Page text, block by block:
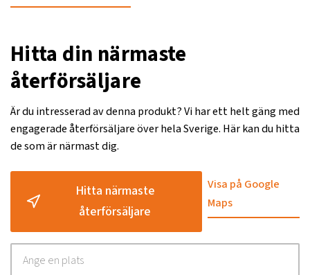
Hitta din närmaste
återförsäljare
Är du intresserad av denna produkt? Vi har ett helt gäng med
engagerade återförsäljare över hela Sverige. Här kan du hitta
de som är närmast dig.
Hitta närmaste
återförsäljare
Visa på Google
Maps